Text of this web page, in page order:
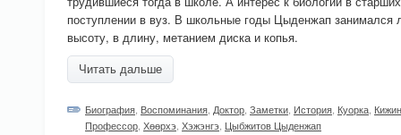
поступлении в вуз. В школьные годы Цыденжап занимался
высоту, в длину, метанием диска и копья.
Читать дальше
Биография Воспоминания Доктор Заметки История Куорка
Профессор Хѳѳрхэ Хэжэнгэ Цыбжитов Цыденжап